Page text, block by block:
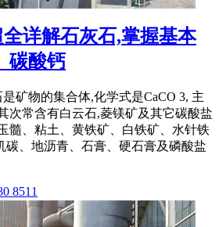
全详解石灰石,掌握基本
碳酸钙
矿物的集合体,化学式是CaCO 3, 主
次常含有白云石,菱镁矿及其它碳酸盐
髓、粘土、黄铁矿、白铁矿、水针铁
碳、地沥青、石膏、硬石膏及磷酸盐
8511